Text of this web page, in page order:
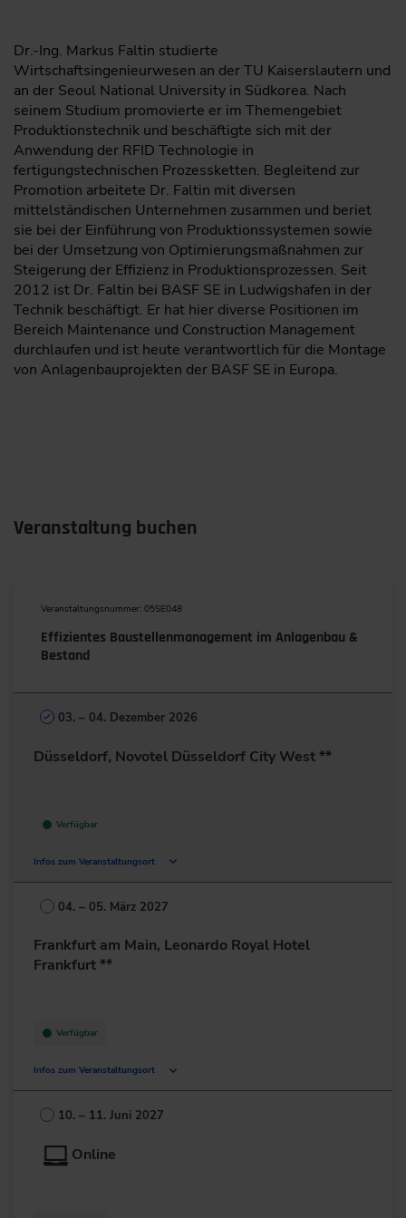
Dr.-Ing. Markus Faltin studierte
Wirtschaftsingenieurwesen an der TU Kaiserslautern und
an der Seoul National University in Südkorea. Nach
seinem Studium promovierte er im Themengebiet
Produktionstechnik und beschäftigte sich mit der
Anwendung der RFID Technologie in
fertigungstechnischen Prozessketten. Begleitend zur
Promotion arbeitete Dr. Faltin mit diversen
mittelständischen Unternehmen zusammen und beriet
sie bei der Einführung von Produktionssystemen sowie
bei der Umsetzung von Optimierungsmaßnahmen zur
Steigerung der Effizienz in Produktionsprozessen. Seit
2012 ist Dr. Faltin bei BASF SE in Ludwigshafen in der
Technik beschäftigt. Er hat hier diverse Positionen im
Bereich Maintenance und Construction Management
durchlaufen und ist heute verantwortlich für die Montage
von Anlagenbauprojekten der BASF SE in Europa.
Veranstaltung buchen
Veranstaltungsnummer: 05SE048
Effizientes Baustellenmanagement im Anlagenbau &
Bestand
03. – 04. Dezember 2026
Düsseldorf, Novotel Düsseldorf City West **
Verfügbar
Infos zum Veranstaltungsort
Niederkasseler Lohweg 179
40547 Düsseldorf
+49 211/52060-0
04. – 05. März 2027
Frankfurt am Main, Leonardo Royal Hotel
Frankfurt **
Verfügbar
Infos zum Veranstaltungsort
Mailänder Straße 1
60598 Frankfurt am Main
10. – 11. Juni 2027
Online